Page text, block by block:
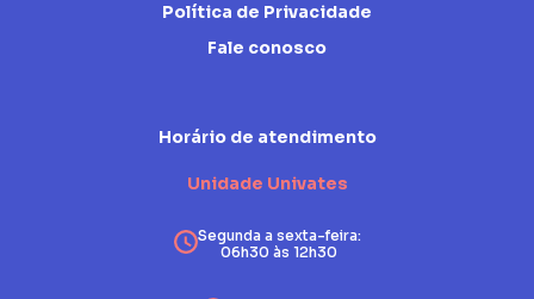
Política de Privacidade
Fale conosco
Horário de atendimento
Unidade Univates
Segunda a sexta-feira:
06h30 às 12h30